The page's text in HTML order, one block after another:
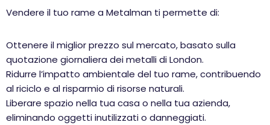
Vendere il tuo rame a Metalman ti permette di:
Ottenere il miglior prezzo sul mercato, basato sulla
quotazione giornaliera dei metalli di London.
Ridurre l’impatto ambientale del tuo rame, contribuendo
al riciclo e al risparmio di risorse naturali.
Liberare spazio nella tua casa o nella tua azienda,
eliminando oggetti inutilizzati o danneggiati.